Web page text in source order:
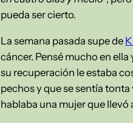
pueda ser cierto.
La semana pasada supe de
cáncer. Pensé mucho en
su recuperación le estaba
pechos y que se sentía
hablaba una mujer que llevó